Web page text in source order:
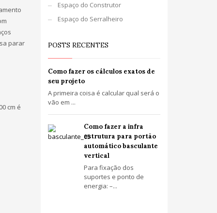
parar
cm é
Espaço do Construtor
Espaço do Serralheiro
POSTS RECENTES
Como fazer os cálculos exatos de
seu projeto
A primeira coisa é calcular qual será o
vão em ...
Como fazer a infra
estrutura para portão
automático basculante
vertical
Para fixação dos
suportes e ponto de
energia: –...